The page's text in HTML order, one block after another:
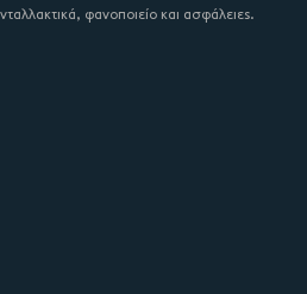
φανοποιείο και ασφάλειες.